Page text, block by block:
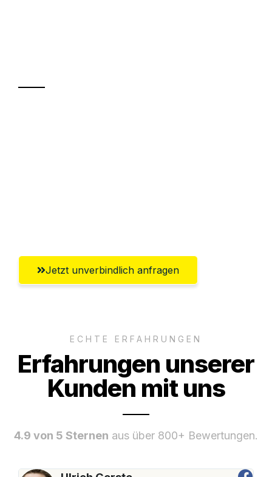
Jetzt unverbindlich anfragen
ECHTE ERFAHRUNGEN
Erfahrungen unserer
Kunden mit uns
4.9 von 5 Sternen aus über 800+ Bewertungen.